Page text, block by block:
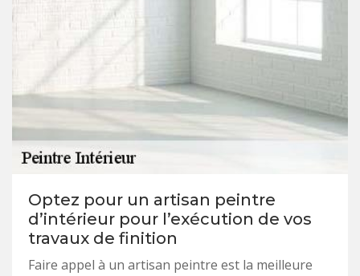
Optez pour un artisan peintre
d’intérieur pour l’exécution de vos
travaux de finition
Faire appel à un artisan peintre est la meilleure